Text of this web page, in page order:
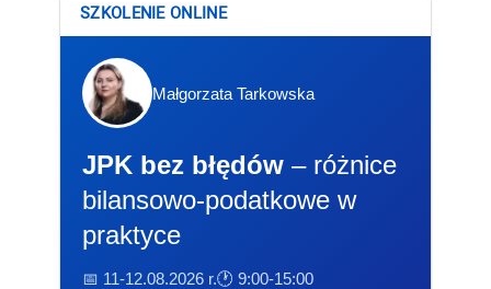
SZKOLENIE ONLINE
Małgorzata Tarkowska
JPK bez błędów – różnice
bilansowo-podatkowe w
praktyce
📅 11-12.08.2026 r.🕐 9:00-15:00